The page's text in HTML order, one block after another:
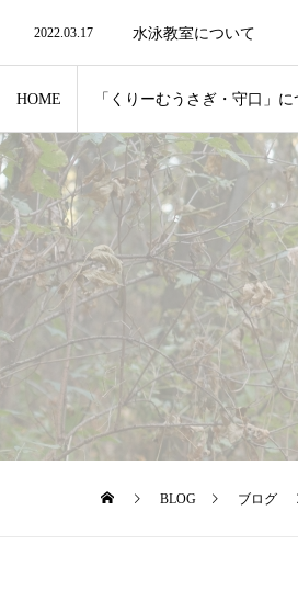
HOME 「くりーむうさぎ・守口」に
2022.03.17 水泳教室について
2022.03.17 リモート・ZOOMでの
BLOG ブログ